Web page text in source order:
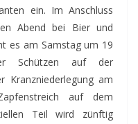
ein. Im Anschluss
Abend bei Bier und
es am Samstag um 19
Schützen auf der
Kranzniederlegung am
auf dem
Teil wird zünftig